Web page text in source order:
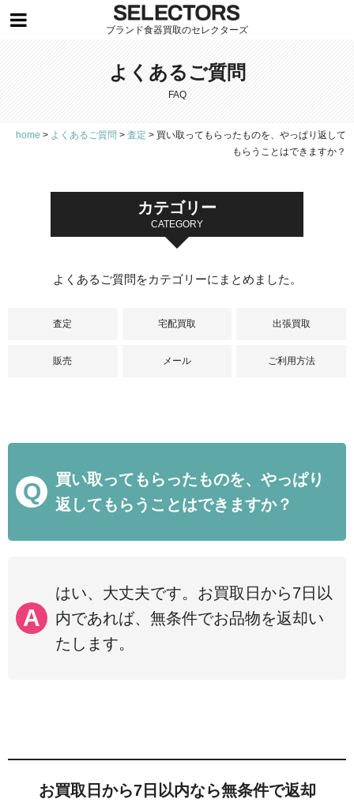
ブランド食器買取のセレクターズ
よくあるご質問
FAQ
home > よくあるご質問 > 査定 > 買い取ってもらったものを、やっぱり返して
もらうことはできますか？
カテゴリー
CATEGORY
よくあるご質問をカテゴリーにまとめました。
査定 宅配買取 出張買取
販売 メール ご利用方法
買い取ってもらったものを、やっぱり
返してもらうことはできますか？
はい、大丈夫です。お買取日から7日以
内であれば、無条件でお品物を返却い
たします。
お買取日から7日以内なら無条件で返却